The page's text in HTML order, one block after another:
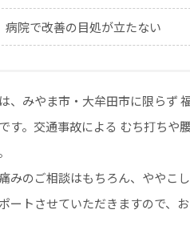
病院で改善の目処が立たない
、みやま市・大牟田市に限らず
す。交通事故による むち打ちや
みのご相談はもちろん、ややこ
ートさせていただきますので、